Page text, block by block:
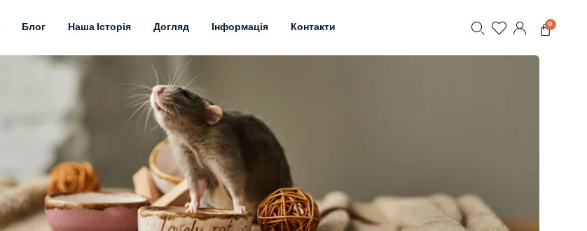
Блог Наша Історія Догляд Інформація Контакти 0